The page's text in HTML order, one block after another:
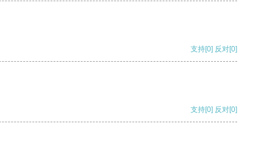
支持[0] 反对[0]
支持[0] 反对[0]